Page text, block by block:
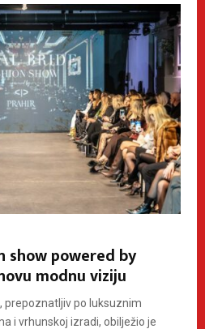
show powered by
modnu viziju
prepoznatljiv po luksuznim
i vrhunskoj izradi, obilježio je